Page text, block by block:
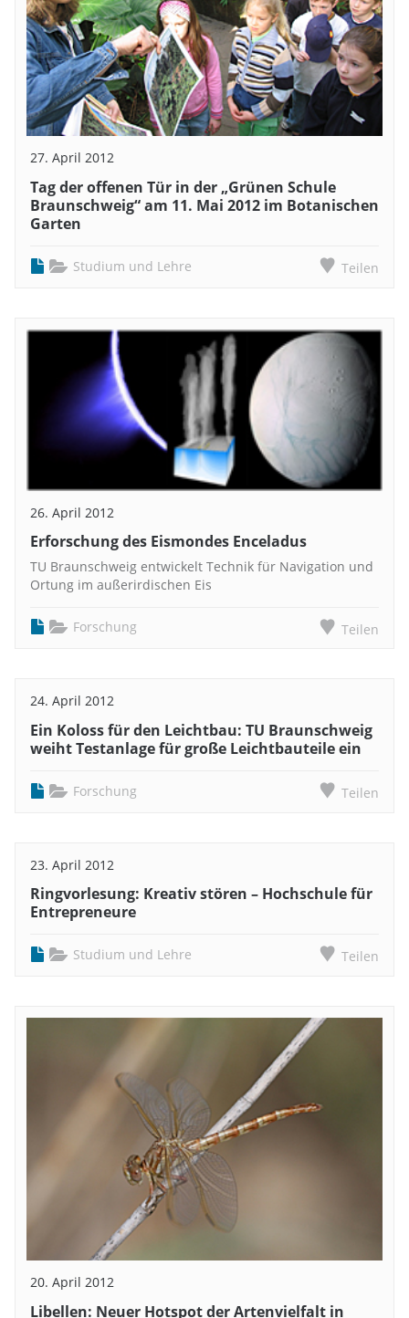
27. April 2012
Tag der offenen Tür in der „Grünen Schule
Braunschweig“ am 11. Mai 2012 im Botanischen
Garten
Studium und Lehre Teilen
26. April 2012
Erforschung des Eismondes Enceladus
TU Braunschweig entwickelt Technik für Navigation und
Ortung im außerirdischen Eis
Forschung Teilen
24. April 2012
Ein Koloss für den Leichtbau: TU Braunschweig
weiht Testanlage für große Leichtbauteile ein
Forschung Teilen
23. April 2012
Ringvorlesung: Kreativ stören – Hochschule für
Entrepreneure
Studium und Lehre Teilen
20. April 2012
Libellen: Neuer Hotspot der Artenvielfalt in